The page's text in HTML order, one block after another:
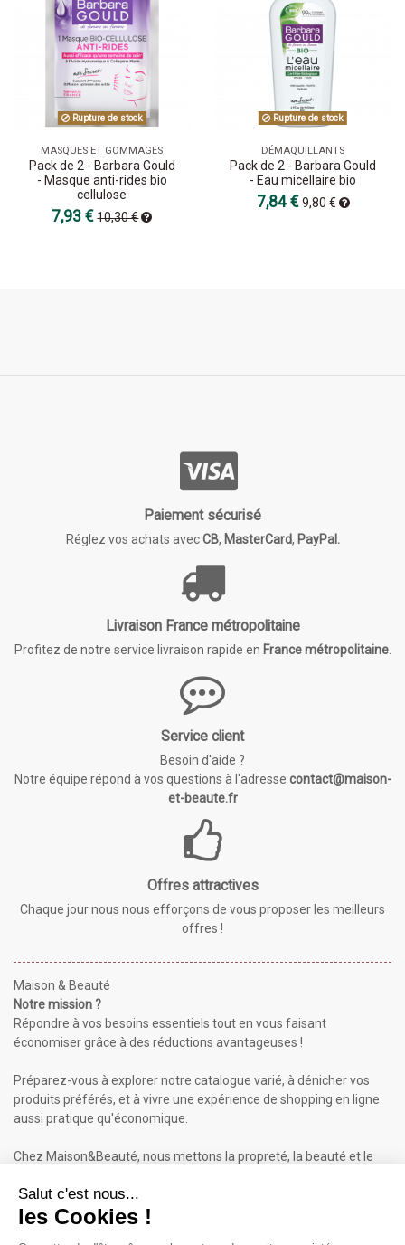
Rupture de stock
MASQUES ET GOMMAGES
Pack de 2 - Barbara Gould
- Masque anti-rides bio
cellulose
7,93 €10,30 €
Rupture de stock
DÉMAQUILLANTS
Pack de 2 - Barbara Gould
- Eau micellaire bio
7,84 €9,80 €
Paiement sécurisé
Réglez vos achats avecCB, MasterCard, PayPal.
Livraison France métropolitaine
Profitez de notre service livraison rapide en France métropolitaine.
Service client
Besoin d'aide ?
Notre équipe répond à vos questions à l'adresse contact@maison-
et-beaute.fr
Offres attractives
Chaque jour nous nous efforçons de vous proposer les meilleurs
offres !
Maison & Beauté
Notre mission ?
Répondre à vos besoins essentiels tout en vous faisant
économiser grâce à des réductions avantageuses !
Préparez-vous à explorer notre catalogue varié, à dénicher vos
produits préférés, et à vivre une expérience de shopping en ligne
aussi pratique qu'économique.
Chez Maison&Beauté, nous mettons la propreté, la beauté et le
Maison & Beauté : Informations
À propos de nous